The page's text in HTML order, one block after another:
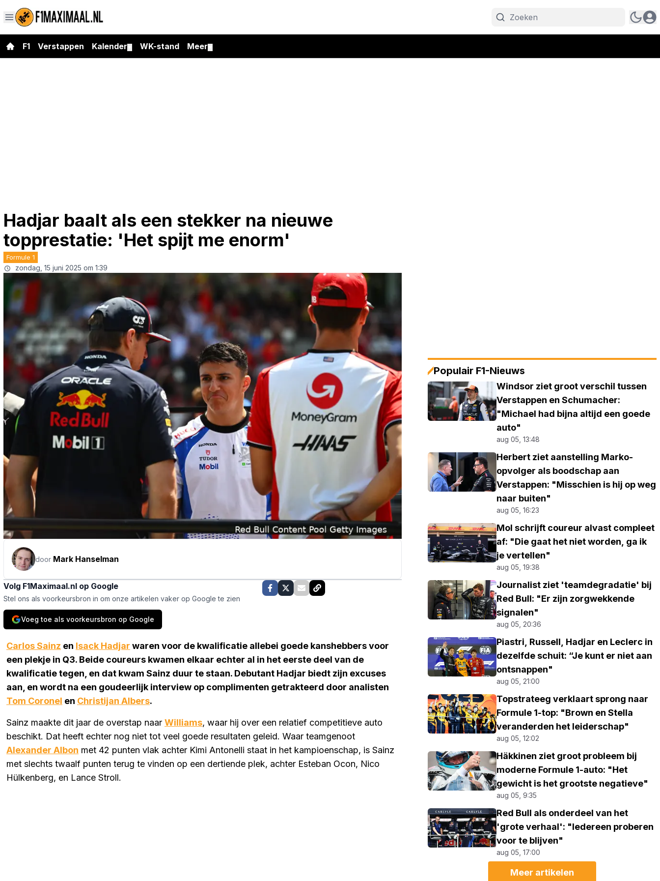
F1 Verstappen Kalender WK-stand Meer
Hadjar baalt als een stekker na nieuwe
topprestatie: 'Het spijt me enorm'
Formule 1
zondag, 15 juni 2025 om 1:39
door Mark Hanselman
Volg F1Maximaal.nl op Google
Stel ons als voorkeursbron in om onze artikelen vaker op Google te zien
Voeg toe als voorkeursbron op Google
Carlos Sainz en Isack Hadjar waren voor de kwalificatie allebei goede kanshebbers voor
een plekje in Q3. Beide coureurs kwamen elkaar echter al in het eerste deel van de
kwalificatie tegen, en dat kwam Sainz duur te staan. Debutant Hadjar biedt zijn excuses
aan, en wordt na een goudeerlijk interview op complimenten getrakteerd door analisten
Tom Coronel en Christijan Albers.
Sainz maakte dit jaar de overstap naar Williams, waar hij over een relatief competitieve auto
beschikt. Dat heeft echter nog niet tot veel goede resultaten geleid. Waar teamgenoot
Alexander Albon met 42 punten vlak achter Kimi Antonelli staat in het kampioenschap, is Sainz
met slechts twaalf punten terug te vinden op een dertiende plek, achter Esteban Ocon, Nico
Hülkenberg, en Lance Stroll.
Populair F1-Nieuws
Windsor ziet groot verschil tussen
Verstappen en Schumacher:
"Michael had bijna altijd een goede
auto"
aug 05, 13:48
Herbert ziet aanstelling Marko-
opvolger als boodschap aan
Verstappen: "Misschien is hij op weg
naar buiten"
aug 05, 16:23
Mol schrijft coureur alvast compleet
af: "Die gaat het niet worden, ga ik
je vertellen"
aug 05, 19:38
Journalist ziet 'teamdegradatie' bij
Red Bull: "Er zijn zorgwekkende
signalen"
aug 05, 20:36
Piastri, Russell, Hadjar en Leclerc in
dezelfde schuit: “Je kunt er niet aan
ontsnappen"
aug 05, 21:00
Topstrateeg verklaart sprong naar
Formule 1-top: "Brown en Stella
veranderden het leiderschap"
aug 05, 12:02
Häkkinen ziet groot probleem bij
moderne Formule 1-auto: "Het
gewicht is het grootste negatieve"
aug 05, 9:35
Red Bull als onderdeel van het
'grote verhaal': "Iedereen proberen
voor te blijven"
aug 05, 17:00
Meer artikelen